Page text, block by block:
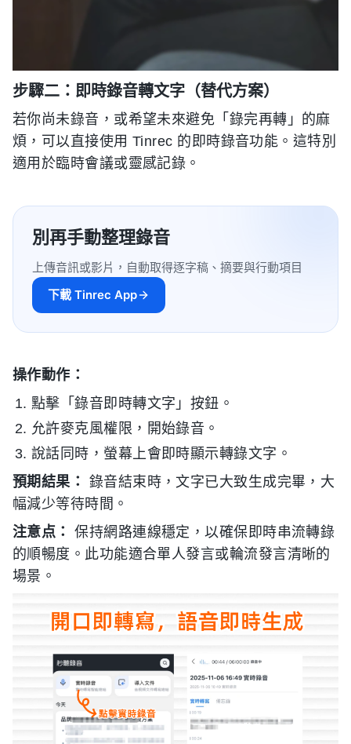
步驟二：即時錄音轉文字（替代方案）
若你尚未錄音，或希望未來避免「錄完再轉」的麻
煩，可以直接使用 Tinrec 的即時錄音功能。這特別
適用於臨時會議或靈感記錄。
別再手動整理錄音
上傳音訊或影片，自動取得逐字稿、摘要與行動項目
下載 Tinrec App
操作動作：
點擊「錄音即時轉文字」按鈕。
允許麥克風權限，開始錄音。
說話同時，螢幕上會即時顯示轉錄文字。
預期結果：
錄音結束時，文字已大致生成完畢，大
幅減少等待時間。
注意点：
保持網路連線穩定，以確保即時串流轉錄
的順暢度。此功能適合單人發言或輪流發言清晰的
場景。